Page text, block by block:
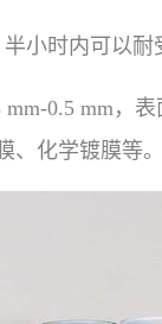
小时内可以耐
0.5 mm
、化学镀膜等。